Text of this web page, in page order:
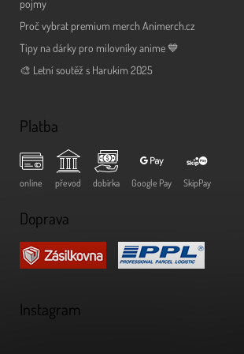
pojmy
Proč vybrat premium merch Animerch.cz
Tipy na dárky pro milovníky anime 💙
🎨 Letní soutěž s Harukim 2025
Platba
online převod dobírka Google Pay SkipPay
Doprava
Instagram